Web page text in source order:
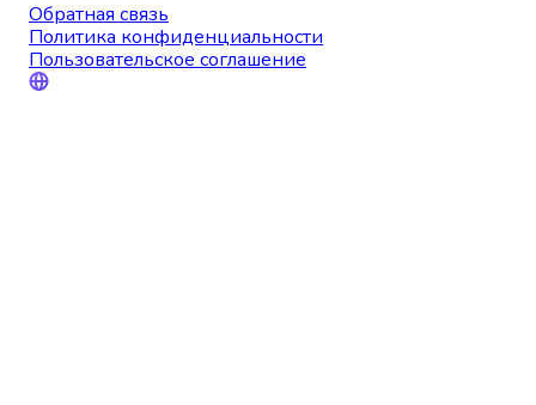
Обратная связь
Политика конфиденциальности
Пользовательское соглашение